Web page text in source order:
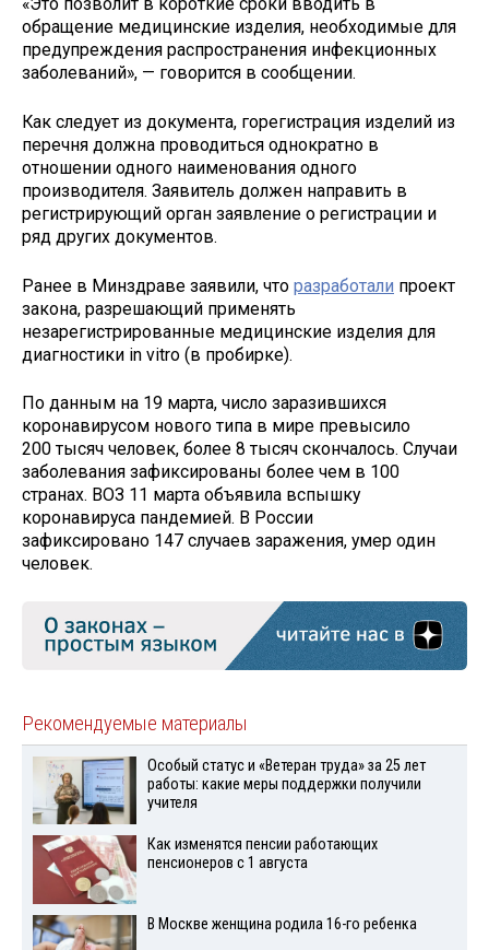
обращение медицинские изделия, необходимые для
предупреждения распространения инфекционных
заболеваний», — говорится в сообщении.
Как следует из документа, горегистрация изделий из
перечня должна проводиться однократно в
отношении одного наименования одного
производителя. Заявитель должен направить в
регистрирующий орган заявление о регистрации и
ряд других документов.
Ранее в Минздраве заявили, что разработали проект
закона, разрешающий применять
незарегистрированные медицинские изделия для
диагностики in vitro (в пробирке).
По данным на 19 марта, число заразившихся
коронавирусом нового типа в мире превысило
200 тысяч человек, более 8 тысяч скончалось. Случаи
заболевания зафиксированы более чем в 100
странах. ВОЗ 11 марта объявила вспышку
коронавируса пандемией. В России
зафиксировано 147 случаев заражения, умер один
человек.
Рекомендуемые материалы
Особый статус и «Ветеран труда» за 25 лет
работы: какие меры поддержки получили
учителя
Как изменятся пенсии работающих
пенсионеров с 1 августа
В Москве женщина родила 16-го ребенка